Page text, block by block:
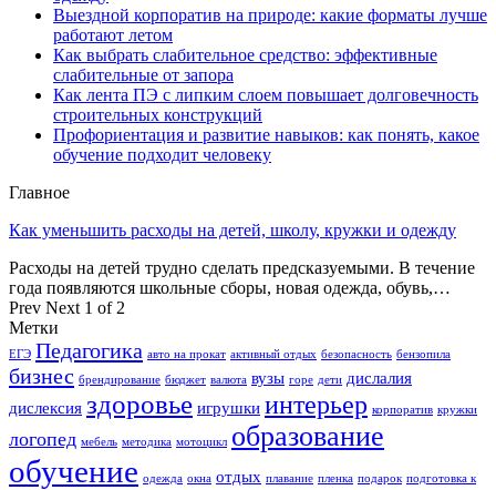
Выездной корпоратив на природе: какие форматы лучше
работают летом
Как выбрать слабительное средство: эффективные
слабительные от запора
Как лента ПЭ с липким слоем повышает долговечность
строительных конструкций
Профориентация и развитие навыков: как понять, какое
обучение подходит человеку
Главное
Как уменьшить расходы на детей, школу, кружки и одежду
Расходы на детей трудно сделать предсказуемыми. В течение
года появляются школьные сборы, новая одежда, обувь,…
Prev Next 1 of 2
Метки
ЕГЭ Педагогика авто на прокат активный отдых безопасность бензопила
бизнес брендирование бюджет валюта вузы горе дети дислалия
дислексия здоровье игрушки интерьер корпоратив кружки
логопед мебель методика мотоцикл образование
обучение одежда окна отдых плавание пленка подарок подготовка к